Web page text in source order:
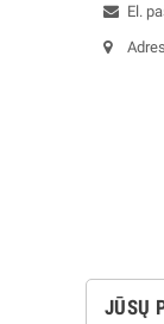
El.
JŪSŲ